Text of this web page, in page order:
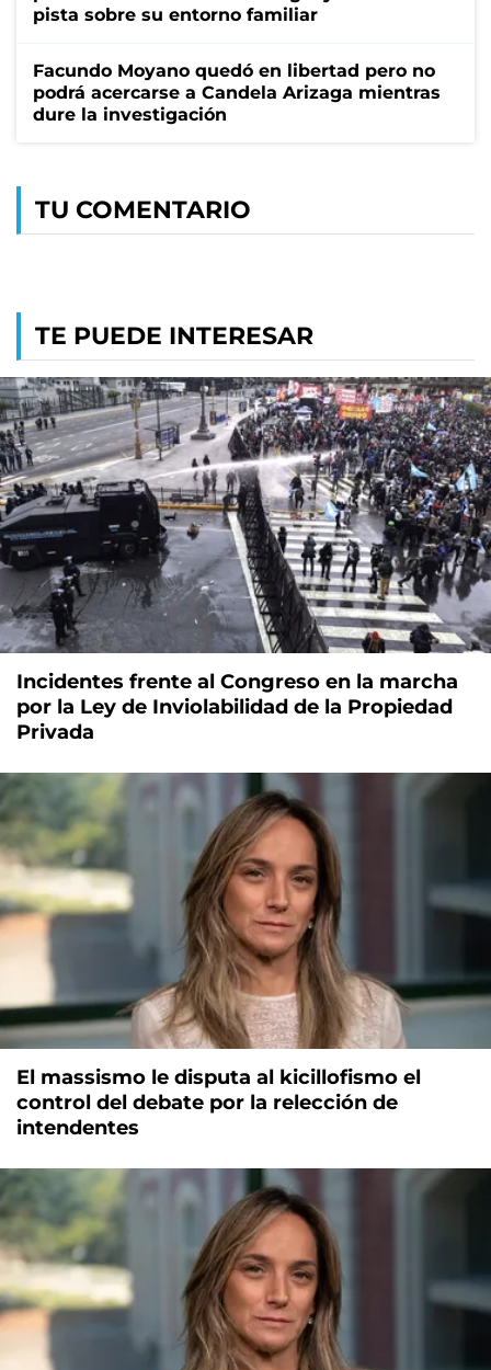
pista sobre su entorno familiar
Facundo Moyano quedó en libertad pero no
podrá acercarse a Candela Arizaga mientras
dure la investigación
TU COMENTARIO
TE PUEDE INTERESAR
Incidentes frente al Congreso en la marcha
por la Ley de Inviolabilidad de la Propiedad
Privada
El massismo le disputa al kicillofismo el
control del debate por la relección de
intendentes